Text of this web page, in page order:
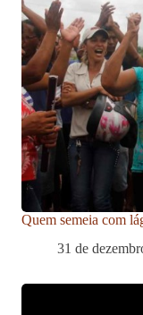
Quem semeia com
31 de